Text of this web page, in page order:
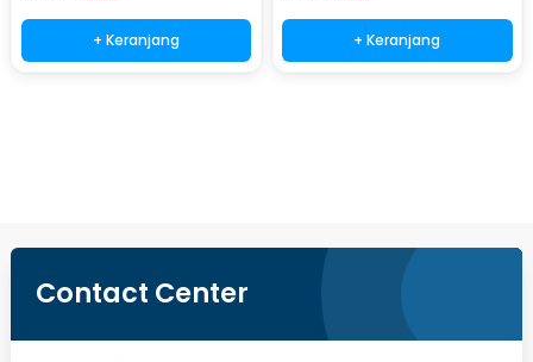
+ Keranjang + Keranjang
Contact Center